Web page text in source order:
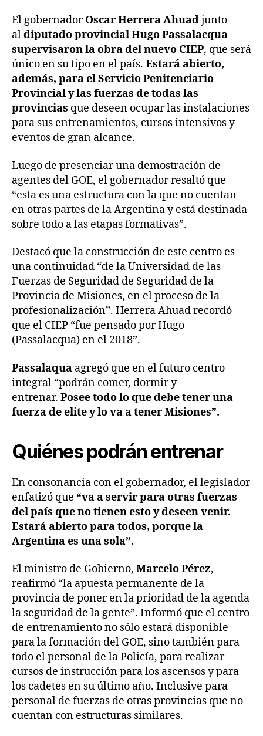
El gobernadorOscar Herrera Ahuadjunto
aldiputado provincial Hugo Passalacqua
supervisaron la obra del nuevo CIEP, que será
único en su tipo en el país. Estará abierto,
además, para el Servicio Penitenciario
Provincial y las fuerzas de todas las
provincias que deseen ocupar las instalaciones
para sus entrenamientos, cursos intensivos y
eventos de gran alcance.
Luego de presenciar una demostración de
agentes del GOE, el gobernador resaltó que
“esta es una estructura con la que no cuentan
en otras partes de la Argentina y está destinada
sobre todo a las etapas formativas”.
Destacó que la construcción de este centro es
una continuidad “de la Universidad de las
Fuerzas de Seguridad de Seguridad de la
Provincia de Misiones, en el proceso de la
profesionalización”. Herrera Ahuad recordó
que el CIEP “fue pensado por Hugo
(Passalacqua) en el 2018”.
Passalaqua agregó que en el futuro centro
integral “podrán comer, dormir y
entrenar. Posee todo lo que debe tener una
fuerza de elite y lo va a tener Misiones”.
Quiénes podrán entrenar
En consonancia con el gobernador, el legislador
enfatizó que “va a servir para otras fuerzas
del país que no tienen esto y deseen venir.
Estará abierto para todos, porque la
Argentina es una sola”.
El ministro de Gobierno, Marcelo Pérez,
reafirmó “la apuesta permanente de la
provincia de poner en la prioridad de la agenda
la seguridad de la gente”. Informó que el centro
de entrenamiento no sólo estará disponible
para la formación del GOE, sino también para
todo el personal de la Policía, para realizar
cursos de instrucción para los ascensos y para
los cadetes en su último año. Inclusive para
personal de fuerzas de otras provincias que no
cuentan con estructuras similares.